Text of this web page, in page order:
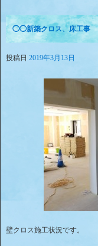
◯◯新築クロス、床工事
投稿日 2019年3月13日
壁クロス施工状況です。